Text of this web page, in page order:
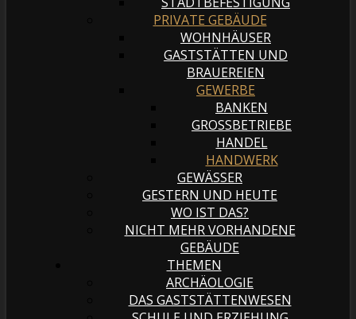
PRIVATE GEBÄUDE
WOHNHÄUSER
GASTSTÄTTEN UND
BRAUEREIEN
GEWERBE
BANKEN
GROSSBETRIEBE
HANDEL
HANDWERK
GEWÄSSER
GESTERN UND HEUTE
WO IST DAS?
NICHT MEHR VORHANDENE
GEBÄUDE
THEMEN
ARCHÄOLOGIE
DAS GASTSTÄTTENWESEN